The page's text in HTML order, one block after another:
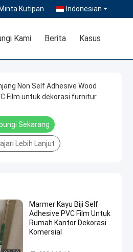
Minta Kutipan Indonesian
Kami Berita Kasus
Non Self Adhesive Wood
Film untuk dekorasi furnitur
Sekarang
Lebih Lanjut
Marmer Kayu Biji Self
Adhesive PVC Film Untuk
Rumah Kantor Dekorasi
Komersial